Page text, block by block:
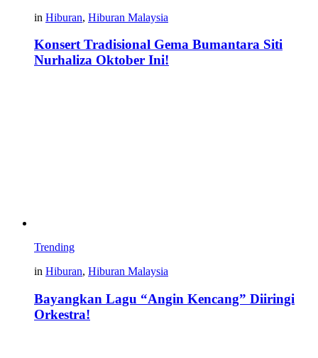
in Hiburan, Hiburan Malaysia
Konsert Tradisional Gema Bumantara Siti
Nurhaliza Oktober Ini!
Trending
in Hiburan, Hiburan Malaysia
Bayangkan Lagu “Angin Kencang” Diiringi
Orkestra!